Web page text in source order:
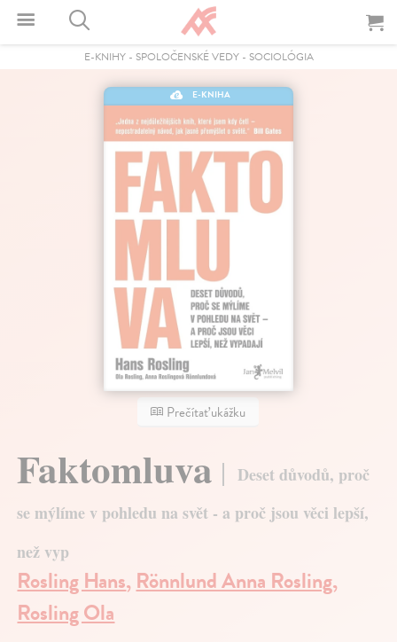
E-KNIHY- SPOLOČENSKÉ VEDY- SOCIOLÓGIA
E-KNIHA
Prečítať ukážku
Faktomluva
Deset důvodů, proč
se mýlíme v pohledu na svět - a proč jsou věci lepší,
než vyp
Rosling Hans,Rönnlund Anna Rosling,
Rosling Ola